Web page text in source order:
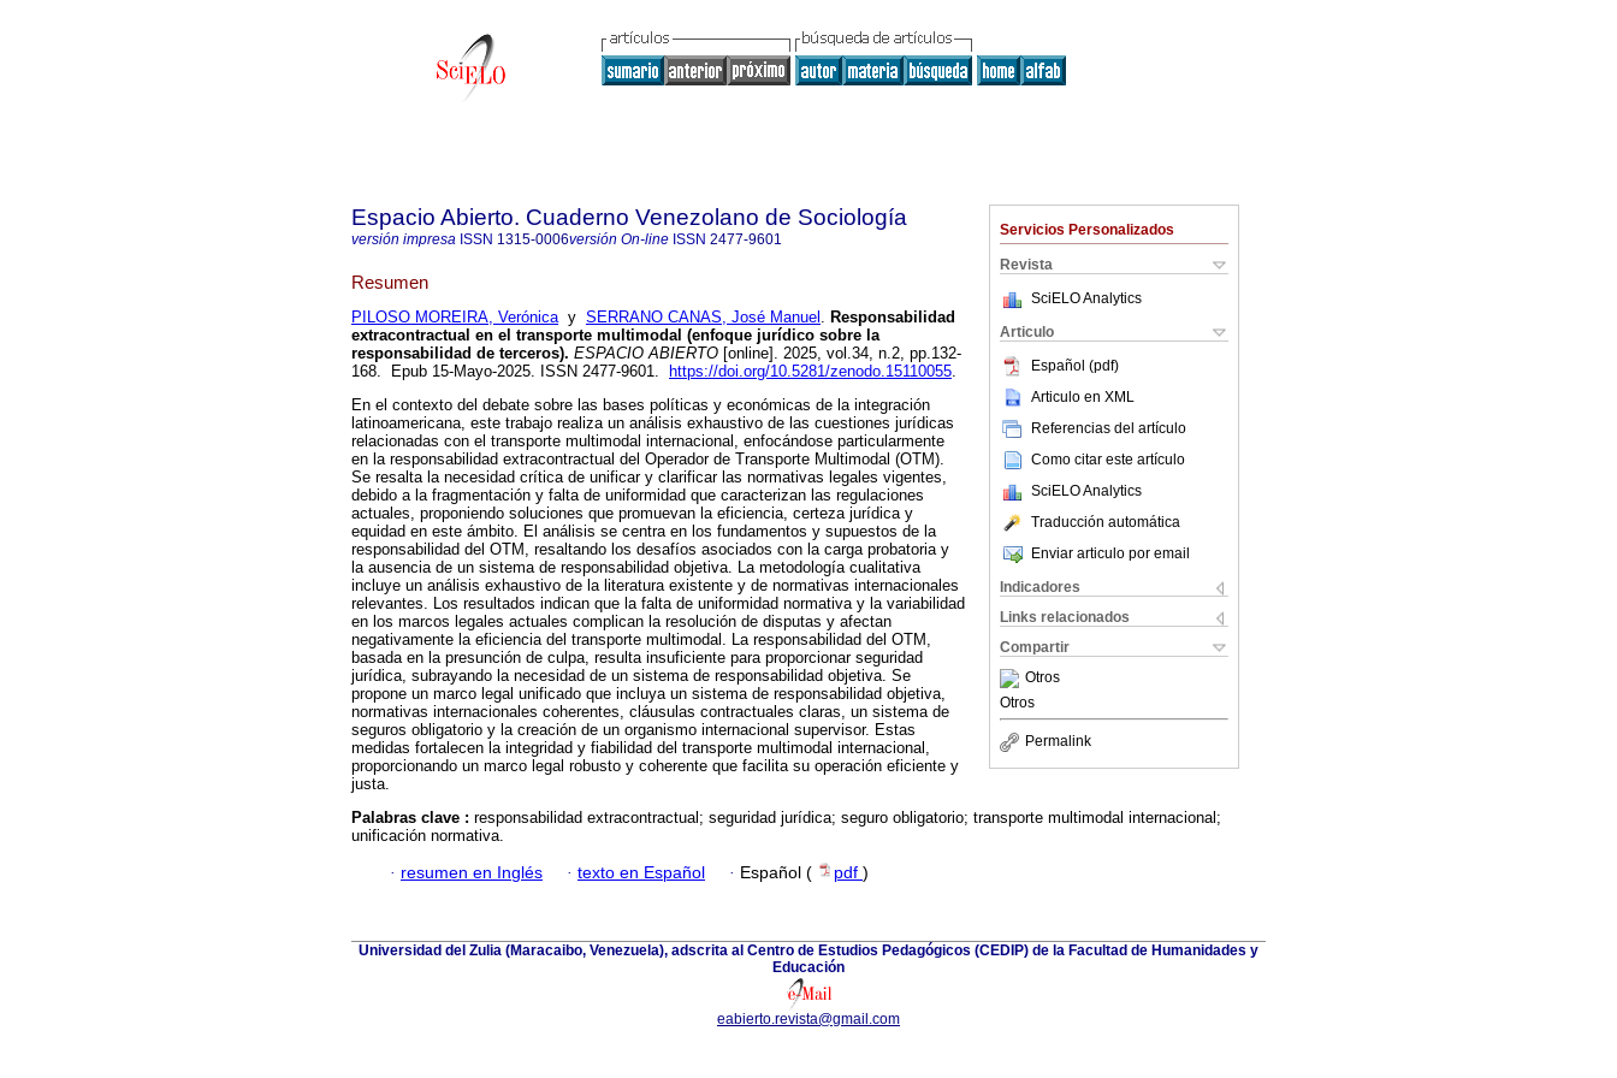
Servicios Personalizados
Revista
SciELO Analytics
Articulo
Español (pdf)
Articulo en XML
Referencias del artículo
Como citar este artículo
SciELO Analytics
Traducción automática
Enviar articulo por email
Indicadores
Links relacionados
Compartir
Otros
Otros
Permalink
Espacio Abierto. Cuaderno Venezolano de Sociología
versión impresa ISSN 1315-0006versión On-line ISSN 2477-9601
Resumen
PILOSO MOREIRA, Verónicay SERRANO CANAS, José Manuel . Responsabilidad
extracontractual en el transporte multimodal (enfoque jurídico sobre la
responsabilidad de terceros). ESPACIO ABIERTO [online]. 2025, vol.34, n.2, pp.132-
168. Epub 15-Mayo-2025. ISSN 2477-9601.
https://doi.org/10.5281/zenodo.15110055.
En el contexto del debate sobre las bases políticas y económicas de la integración
latinoamericana, este trabajo realiza un análisis exhaustivo de las cuestiones jurídicas
relacionadas con el transporte multimodal internacional, enfocándose particularmente
en la responsabilidad extracontractual del Operador de Transporte Multimodal (OTM).
Se resalta la necesidad crítica de unificar y clarificar las normativas legales vigentes,
debido a la fragmentación y falta de uniformidad que caracterizan las regulaciones
actuales, proponiendo soluciones que promuevan la eficiencia, certeza jurídica y
equidad en este ámbito. El análisis se centra en los fundamentos y supuestos de la
responsabilidad del OTM, resaltando los desafíos asociados con la carga probatoria y
la ausencia de un sistema de responsabilidad objetiva. La metodología cualitativa
incluye un análisis exhaustivo de la literatura existente y de normativas internacionales
relevantes. Los resultados indican que la falta de uniformidad normativa y la variabilidad
en los marcos legales actuales complican la resolución de disputas y afectan
negativamente la eficiencia del transporte multimodal. La responsabilidad del OTM,
basada en la presunción de culpa, resulta insuficiente para proporcionar seguridad
jurídica, subrayando la necesidad de un sistema de responsabilidad objetiva. Se
propone un marco legal unificado que incluya un sistema de responsabilidad objetiva,
normativas internacionales coherentes, cláusulas contractuales claras, un sistema de
seguros obligatorio y la creación de un organismo internacional supervisor. Estas
medidas fortalecen la integridad y fiabilidad del transporte multimodal internacional,
proporcionando un marco legal robusto y coherente que facilita su operación eficiente y
justa.
Palabras clave : responsabilidad extracontractual; seguridad jurídica; seguro obligatorio; transporte multimodal internacional;
unificación normativa.
· resumen en Inglés · texto en Español · Español ( pdf )
Universidad del Zulia (Maracaibo, Venezuela), adscrita al Centro de Estudios Pedagógicos (CEDIP) de la Facultad de Humanidades y
Educación
eabierto.revista@gmail.com